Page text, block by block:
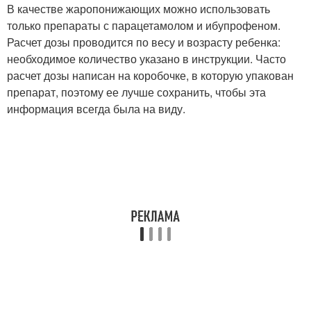
В качестве жаропонижающих можно использовать
только препараты с парацетамолом и ибупрофеном.
Расчет дозы проводится по весу и возрасту ребенка:
необходимое количество указано в инструкции. Часто
расчет дозы написан на коробочке, в которую упакован
препарат, поэтому ее лучше сохранить, чтобы эта
информация всегда была на виду.